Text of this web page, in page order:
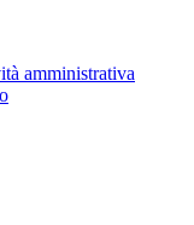
amministrativa